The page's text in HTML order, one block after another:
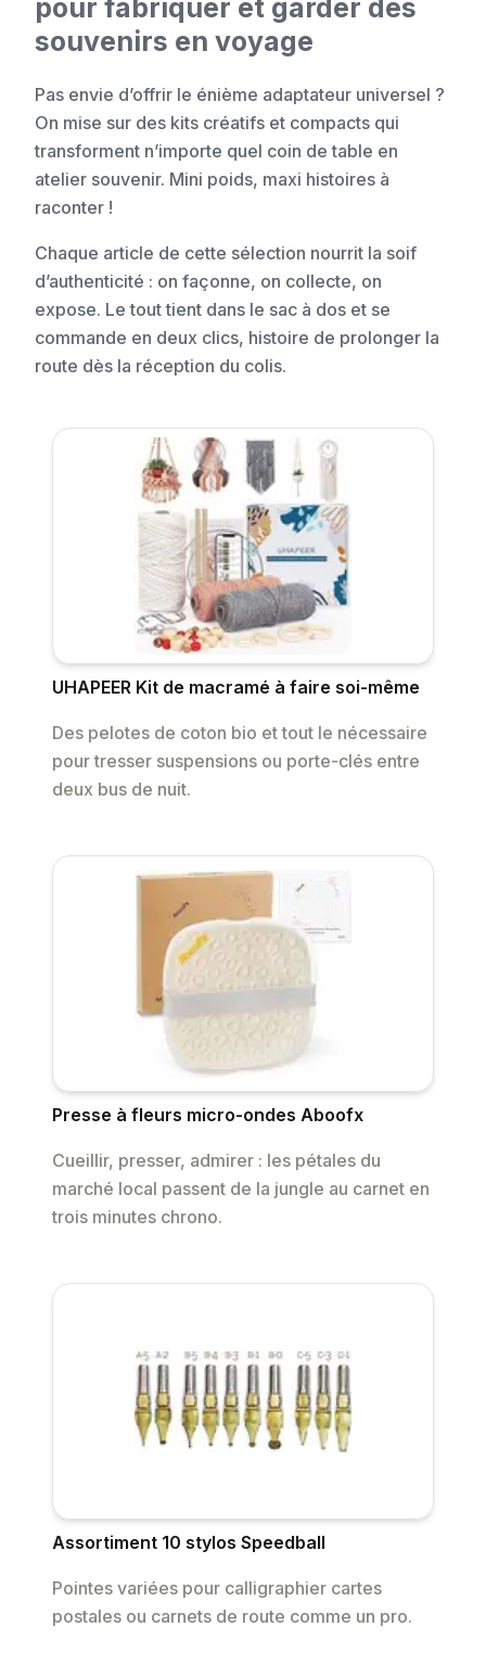
pour fabriquer et garder des
souvenirs en voyage
Pas envie d’offrir le énième adaptateur universel ?
On mise sur des kits créatifs et compacts qui
transforment n’importe quel coin de table en
atelier souvenir. Mini poids, maxi histoires à
raconter !
Chaque article de cette sélection nourrit la soif
d’authenticité : on façonne, on collecte, on
expose. Le tout tient dans le sac à dos et se
commande en deux clics, histoire de prolonger la
route dès la réception du colis.
UHAPEER Kit de macramé à faire soi-même
Des pelotes de coton bio et tout le nécessaire
pour tresser suspensions ou porte-clés entre
deux bus de nuit.
Presse à fleurs micro-ondes Aboofx
Cueillir, presser, admirer : les pétales du
marché local passent de la jungle au carnet en
trois minutes chrono.
Assortiment 10 stylos Speedball
Pointes variées pour calligraphier cartes
postales ou carnets de route comme un pro.